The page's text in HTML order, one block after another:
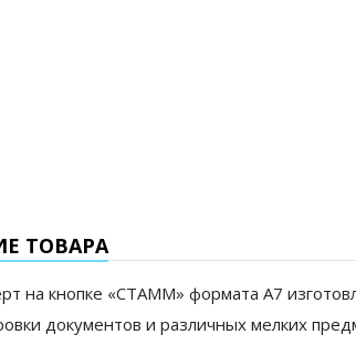
ТОВАРА
на кнопке «СТАММ» формата А7
документов и различных мелких